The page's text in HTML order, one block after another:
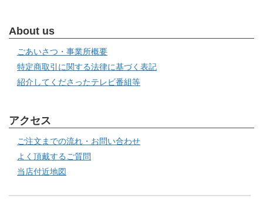
About us
ごあいさつ・事業所概要
特定商取引に関する法律に基づく表記
紹介してくださったテレビ番組等
アクセス
ご注文までの流れ・お問い合わせ
よく頂戴するご質問
当店付近地図